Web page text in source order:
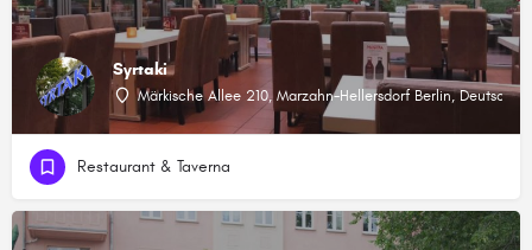
Syrtaki
Märkische Allee 210, Marzahn-Hellersdorf Berlin,
Restaurant & Taverna